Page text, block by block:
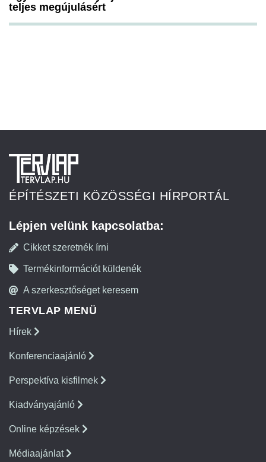
teljes megújulásért
ÉPÍTÉSZETI KÖZÖSSÉGI HÍRPORTÁL
Lépjen velünk kapcsolatba:
Cikket szeretnék írni
Termékinformációt küldenék
A szerkesztőséget keresem
TERVLAP MENÜ
Hírek
Konferenciaajánló
Perspektíva kisfilmek
Kiadványajánló
Online képzések
Médiaajánlat